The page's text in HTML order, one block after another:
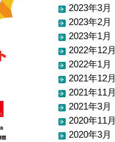
2023年3月
2023年2月
2023年1月
2022年12月
2022年1月
2021年12月
2021年11月
2021年3月
2020年11月
2020年3月